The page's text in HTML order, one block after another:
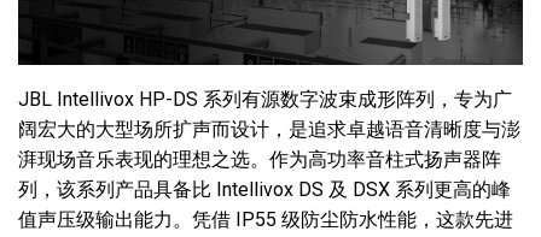
语言/地区
JBL Intellivox HP-DS 系列有源数字波束成形阵列，专为广
阔宏大的大型场所扩声而设计，是追求卓越语音清晰度与澎
湃现场音乐表现的理想之选。作为高功率音柱式扬声器阵
列，该系列产品具备比 Intellivox DS 及 DSX 系列更高的峰
值声压级输出能力。凭借 IP55 级防尘防水性能，这款先进